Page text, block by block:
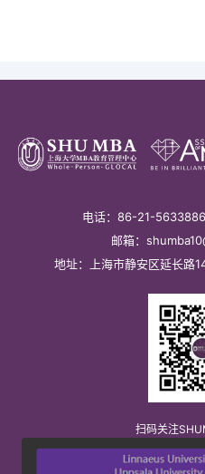
电话：86-21-
邮箱：
地址：上海市静安区延长路
扫码关注